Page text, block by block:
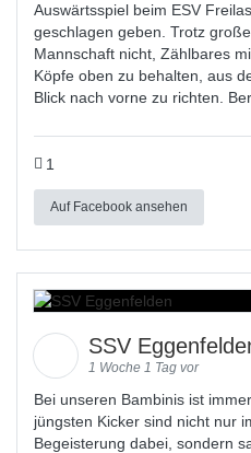
Auswärtsspiel beim ESV
geschlagen geben. Trotz
Mannschaft nicht, Zählbares
Köpfe oben zu behalten, aus
Blick nach vorne zu richten.
1
Auf Facebook ansehen
SSV
1 Woche 1 Tag vor
Bei unseren Bambinis ist
jüngsten Kicker sind nicht nur
Begeisterung dabei, sondern